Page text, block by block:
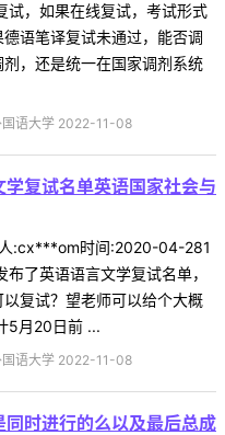
试，如果在线复试，考试形式
语笔译复试未通过，能否调
，还是统一在国家调剂系统
国语大学 2022-11-08
复试名单英语国家社会与
:cx***om时间:2020-04-281
了英语语言文学复试名单，
复试？望老师可以给个大概
5月20日前 ...
国语大学 2022-11-08
时进行的么以及最后总成